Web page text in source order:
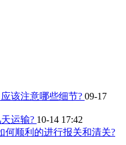
该注意哪些细节? 09-17
运输? 10-14 17:42
何顺利的进行报关和清关?